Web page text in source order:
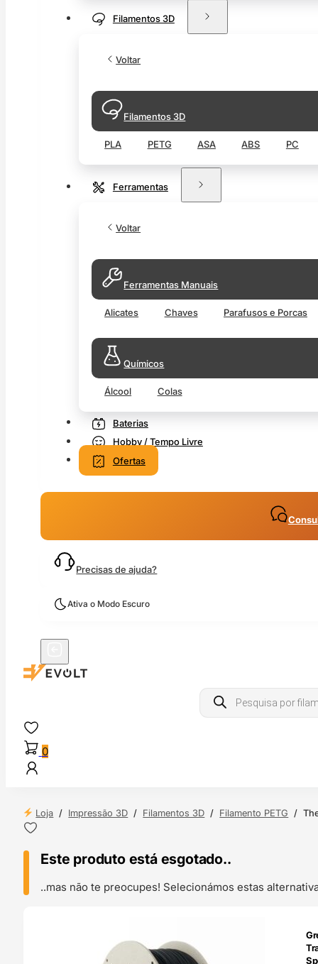
Filamentos 3D
Voltar
Filamentos 3D
PLA PETG ASA ABS PC
Ferramentas
Voltar
Ferramentas Manuais
Alicates Chaves Parafusos e Porcas
Químicos
Álcool Colas
Baterias
Hobby / Tempo Livre
Ofertas
Precisas de ajuda?
Ativa o Modo Escuro
Products
search
0
Loja / Impressão 3D / Filamentos 3D / Filamento PETG /
Este produto está esgotado..
..mas não te preocupes! Selecionámos estas